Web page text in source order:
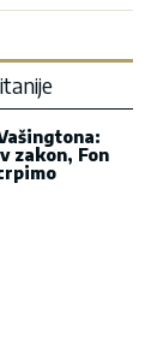
zakon, Fon